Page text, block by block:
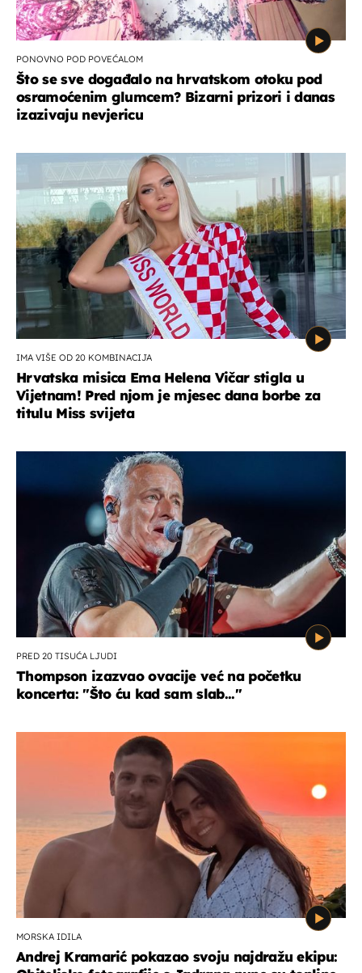
PONOVNO POD POVEĆALOM
Što se sve događalo na hrvatskom otoku pod
osramoćenim glumcem? Bizarni prizori i danas
izazivaju nevjericu
IMA VIŠE OD 20 KOMBINACIJA
Hrvatska misica Ema Helena Vičar stigla u
Vijetnam! Pred njom je mjesec dana borbe za
titulu Miss svijeta
PRED 20 TISUĆA LJUDI
Thompson izazvao ovacije već na početku
koncerta: "Što ću kad sam slab..."
MORSKA IDILA
Andrej Kramarić pokazao svoju najdražu ekipu: